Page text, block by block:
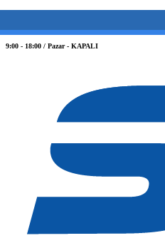
9:00 - 18:00 / Pazar - KAPALI